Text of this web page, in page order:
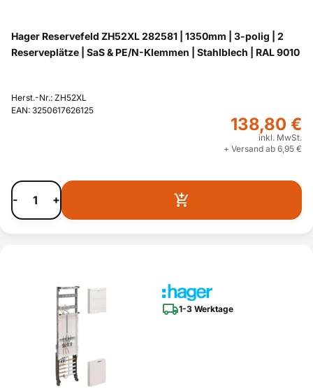
Hager Reservefeld ZH52XL 282581 | 1350mm | 3-polig | 2
Reserveplätze | SaS & PE/N-Klemmen | Stahlblech | RAL 9010
Herst.-Nr.: ZH52XL
EAN: 3250617626125
138,80 €
inkl. MwSt.
+ Versand ab 6,95 €
- +
1-3 Werktage